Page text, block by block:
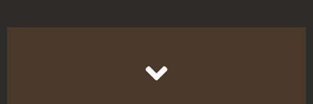
Mit modernen, ansprechenden Bildern stärkt dein